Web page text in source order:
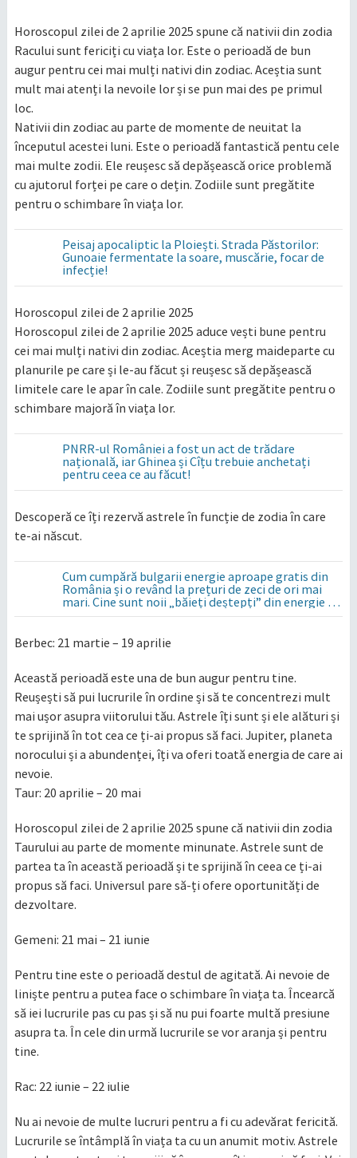
Horoscopul zilei de 2 aprilie 2025 spune că nativii din zodia
Racului sunt fericiți cu viața lor. Este o perioadă de bun
augur pentru cei mai mulți nativi din zodiac. Aceștia sunt
mult mai atenți la nevoile lor și se pun mai des pe primul
loc.
Nativii din zodiac au parte de momente de neuitat la
începutul acestei luni. Este o perioadă fantastică pentu cele
mai multe zodii. Ele reușesc să depășească orice problemă
cu ajutorul forței pe care o dețin. Zodiile sunt pregătite
pentru o schimbare în viața lor.
Peisaj apocaliptic la Ploiești. Strada Păstorilor:
Gunoaie fermentate la soare, muscărie, focar de
infecție!
Horoscopul zilei de 2 aprilie 2025
Horoscopul zilei de 2 aprilie 2025 aduce vești bune pentru
cei mai mulți nativi din zodiac. Aceștia merg maideparte cu
planurile pe care și le-au făcut și reușesc să depășească
limitele care le apar în cale. Zodiile sunt pregătite pentru o
schimbare majoră în viața lor.
PNRR-ul României a fost un act de trădare
națională, iar Ghinea și Cîțu trebuie anchetați
pentru ceea ce au făcut!
Descoperă ce îți rezervă astrele în funcție de zodia în care
te-ai născut.
Cum cumpără bulgarii energie aproape gratis din
România și o revând la prețuri de zeci de ori mai
mari. Cine sunt noii „băieți deștepți” din energie de
la sud de Dunăre
Berbec: 21 martie – 19 aprilie
Această perioadă este una de bun augur pentru tine.
Reușești să pui lucrurile în ordine și să te concentrezi mult
mai ușor asupra viitorului tău. Astrele îți sunt și ele alături și
te sprijină în tot cea ce ți-ai propus să faci. Jupiter, planeta
norocului și a abundenței, îți va oferi toată energia de care ai
nevoie.
Taur: 20 aprilie – 20 mai
Horoscopul zilei de 2 aprilie 2025 spune că nativii din zodia
Taurului au parte de momente minunate. Astrele sunt de
partea ta în această perioadă și te sprijină în ceea ce ți-ai
propus să faci. Universul pare să-ți ofere oportunități de
dezvoltare.
Gemeni: 21 mai – 21 iunie
Pentru tine este o perioadă destul de agitată. Ai nevoie de
liniște pentru a putea face o schimbare în viața ta. Încearcă
să iei lucrurile pas cu pas și să nu pui foarte multă presiune
asupra ta. În cele din urmă lucrurile se vor aranja și pentru
tine.
Rac: 22 iunie – 22 iulie
Nu ai nevoie de multe lucruri pentru a fi cu adevărat fericită.
Lucrurile se întâmplă în viața ta cu un anumit motiv. Astrele